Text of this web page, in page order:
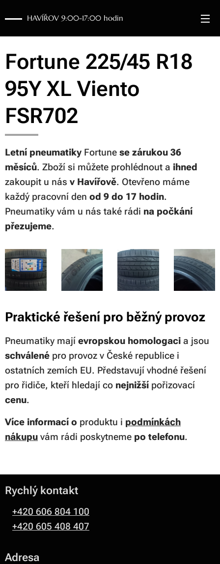
HAVÍŘOV 9:00-17:00 hodin
Fortune 225/45 R18
95Y XL Viento
FSR702
Letní pneumatiky Fortune se zárukou 36
měsíců. Zboží si můžete prohlédnout a ihned
zakoupit u nás v Havířově. Otevřeno máme
každý pracovní den od 9 do 17 hodin.
Pneumatiky vám u nás také rádi na počkání
přezujeme.
Praktické řešení pro běžný provoz
Pneumatiky mají evropskou homologaci a jsou
schválené pro provoz v České republice i
ostatních zemích EU. Představují vhodné řešení
pro řidiče, kteří hledají co nejnižší pořizovací
cenu.
Více informací o produktu i podmínkách
nákupu vám rádi poskytneme po telefonu.
Rychlý kontakt
+420 606 804 100
+420 605 408 407
Adresa